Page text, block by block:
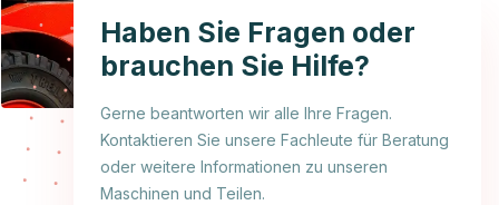
Haben Sie Fragen oder
brauchen Sie Hilfe?
Gerne beantworten wir alle Ihre Fragen.
Kontaktieren Sie unsere Fachleute für Beratung
oder weitere Informationen zu unseren
Maschinen und Teilen.